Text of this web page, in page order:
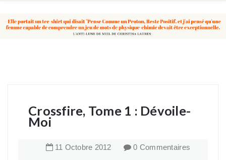
Crossfire, Tome 1 : Dévoile-
Moi
11 Octobre 2012 0 Commentaires